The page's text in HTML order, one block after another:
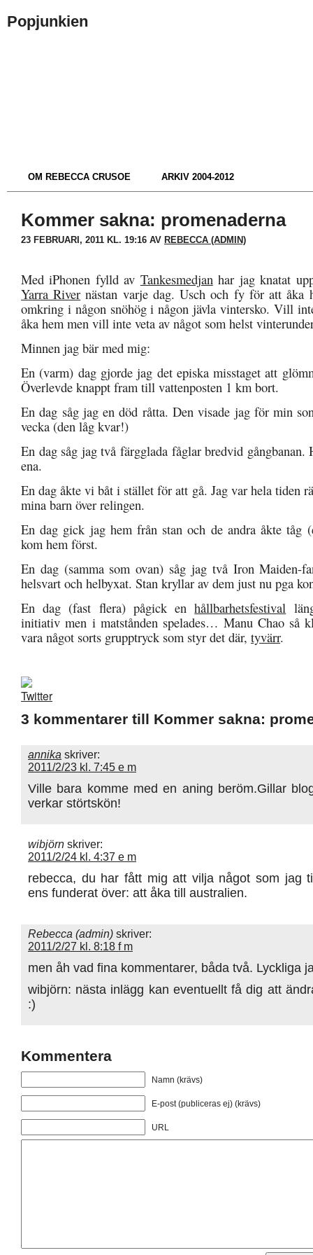
Popjunkien
OM REBECCA CRUSOE ARKIV 2004-2012
Kommer sakna: promenaderna
23 FEBRUARI, 2011 KL. 19:16 AV REBECCA (ADMIN)
Med iPhonen fylld av Tankesmedjan har jag knatat
Yarra River nästan varje dag. Usch och fy för att åka
omkring i någon snöhög i någon jävla vintersko. Vill
åka hem men vill inte veta av något som helst
Minnen jag bär med mig:
En (varm) dag gjorde jag det episka misstaget att
Överlevde knappt fram till vattenposten 1 km bort.
En dag såg jag en död råtta. Den visade jag för min
vecka (den låg kvar!)
En dag såg jag två färgglada fåglar bredvid gångbanan.
ena.
En dag åkte vi båt i stället för att gå. Jag var hela tiden
mina barn över relingen.
En dag gick jag hem från stan och de andra åkte tåg
kom hem först.
En dag (samma som ovan) såg jag två Iron Maiden-
helsvart och helbyxat. Stan kryllar av dem just nu pga
En dag (fast flera) pågick enhållbarhetsfestival
initiativ men i matstånden spelades… Manu Chao så
vara något sorts grupptryck som styr det där, tyvärr.
3 kommentarer till Kommer sakna:
annika skriver:
2011/2/23 kl. 7:45 e m
Ville bara komme med en aning beröm.Gillar
verkar störtskön!
wibjörn skriver:
2011/2/24 kl. 4:37 e m
rebecca, du har fått mig att vilja något som jag
ens funderat över: att åka till australien.
Rebecca (admin) skriver:
2011/2/27 kl. 8:18 f m
men åh vad fina kommentarer, båda två. Lyckliga
wibjörn: nästa inlägg kan eventuellt få dig att
:)
Kommentera
Namn (krävs)
E-post (publiceras ej) (krävs)
URL